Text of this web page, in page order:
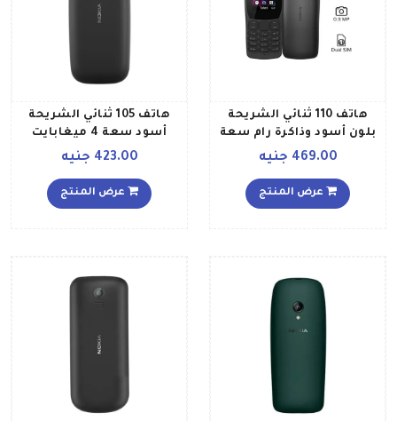
هاتف 110 ثنائي الشريحة
بلون أسود وذاكرة رام سعة
4 ميجابايت وذاكرة داخلية
تقنية 2G
469.00 جنيه
عرض المنتج
هاتف 105 ثنائي الشريحة
أسود سعة 4 ميغابايت
يدعم خاصية الجيل الثاني
423.00 جنيه
عرض المنتج